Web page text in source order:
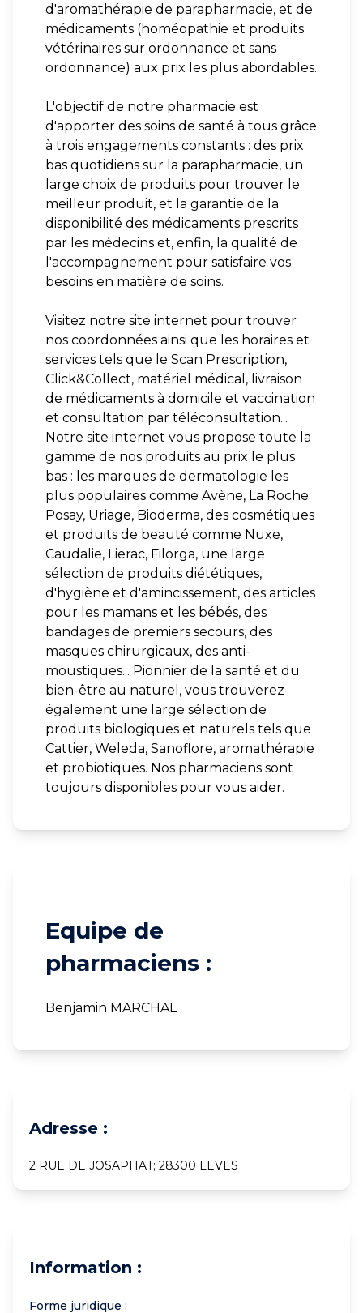
d'aromathérapie de parapharmacie, et de
médicaments (homéopathie et produits
vétérinaires sur ordonnance et sans
ordonnance) aux prix les plus abordables.
L'objectif de notre pharmacie est
d'apporter des soins de santé à tous grâce
à trois engagements constants : des prix
bas quotidiens sur la parapharmacie, un
large choix de produits pour trouver le
meilleur produit, et la garantie de la
disponibilité des médicaments prescrits
par les médecins et, enfin, la qualité de
l'accompagnement pour satisfaire vos
besoins en matière de soins.
Visitez notre site internet pour trouver
nos coordonnées ainsi que les horaires et
services tels que le Scan Prescription,
Click&Collect, matériel médical, livraison
de médicaments à domicile et vaccination
et consultation par téléconsultation...
Notre site internet vous propose toute la
gamme de nos produits au prix le plus
bas : les marques de dermatologie les
plus populaires comme Avène, La Roche
Posay, Uriage, Bioderma, des cosmétiques
et produits de beauté comme Nuxe,
Caudalie, Lierac, Filorga, une large
sélection de produits diététiques,
d'hygiène et d'amincissement, des articles
pour les mamans et les bébés, des
bandages de premiers secours, des
masques chirurgicaux, des anti-
moustiques... Pionnier de la santé et du
bien-être au naturel, vous trouverez
également une large sélection de
produits biologiques et naturels tels que
Cattier, Weleda, Sanoflore, aromathérapie
et probiotiques. Nos pharmaciens sont
toujours disponibles pour vous aider.
Equipe de
pharmaciens :
Benjamin MARCHAL
Adresse :
2 RUE DE JOSAPHAT; 28300 LEVES
Information :
Forme juridique :